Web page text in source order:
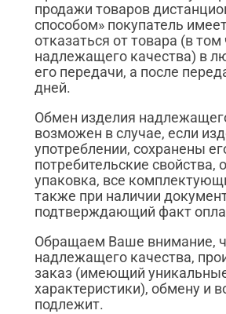
продажи товаров
способом» покупатель
отказаться от товара (в том
надлежащего качества) в
его передачи, а после
дней.
Обмен изделия
возможен в случае, если
употреблении, сохранены
потребительские свойства,
упаковка, все
также при наличии
подтверждающий факт
Обращаем Ваше внимание,
надлежащего качества,
заказ (имеющий
характеристики), обмену и
подлежит.